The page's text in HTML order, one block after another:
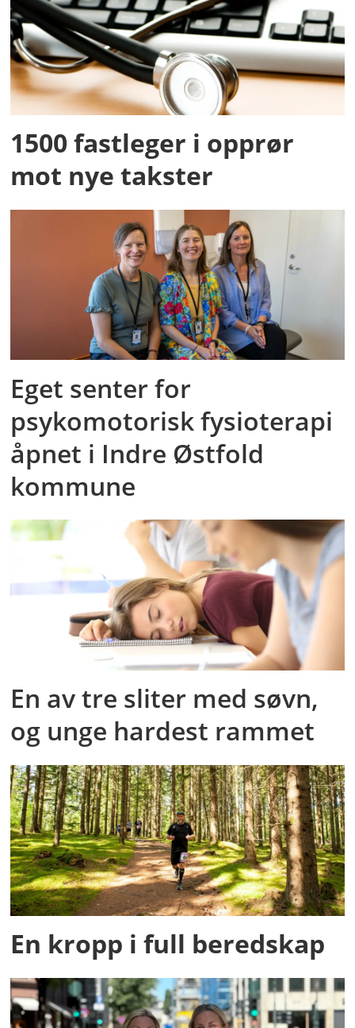
1500 fastleger i opprør
mot nye takster
Eget senter for
psykomotorisk fysioterapi
åpnet i Indre Østfold
kommune
En av tre sliter med søvn,
og unge hardest rammet
En kropp i full beredskap